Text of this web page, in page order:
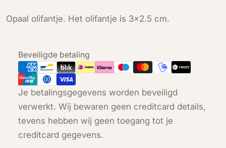
Opaal olifantje. Het olifantje is 3x2.5 cm.
Beveiligde betaling
Betaalmethoden
Je betalingsgegevens worden beveiligd
verwerkt. Wij bewaren geen creditcard details,
tevens hebben wij geen toegang tot je
creditcard gegevens.